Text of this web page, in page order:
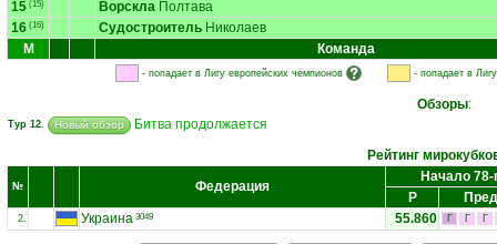
15 (15) Ворскла Полтава
16 (16) Судостроитель Николаев
М
Команда
- попадает в Лигу европейских чемпионов - попадает в
Обзоры:
Тур 12. Новый обзор
Битва продолжается
Рейтинг
№ Федерация
Начало 78-
Р
2. Украина 3049 55.860 Г Г Г